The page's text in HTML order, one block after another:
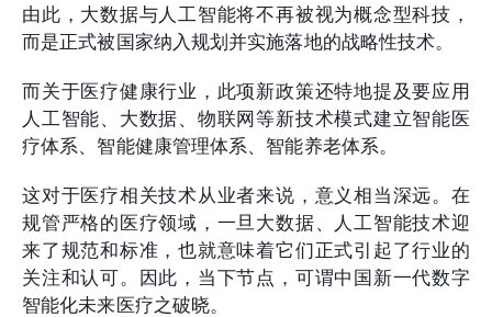
由此，大数据与人工智能将不再被视为概念型科技，
而是正式被国家纳入规划并实施落地的战略性技术。
而关于医疗健康行业，此项新政策还特地提及要应用
人工智能、大数据、物联网等新技术模式建立智能医
疗体系、智能健康管理体系、智能养老体系。
这对于医疗相关技术从业者来说，意义相当深远。在
规管严格的医疗领域，一旦大数据、人工智能技术迎
来了规范和标准，也就意味着它们正式引起了行业的
关注和认可。因此，当下节点，可谓中国新一代数字
智能化未来医疗之破晓。